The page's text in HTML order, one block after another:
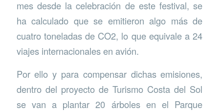
mes desde la celebración de este festival, se
ha calculado que se emitieron algo más de
cuatro toneladas de CO2, lo que equivale a 24
viajes internacionales en avión.
Por ello y para compensar dichas emisiones,
dentro del proyecto de Turismo Costa del Sol
se van a plantar 20 árboles en el Parque